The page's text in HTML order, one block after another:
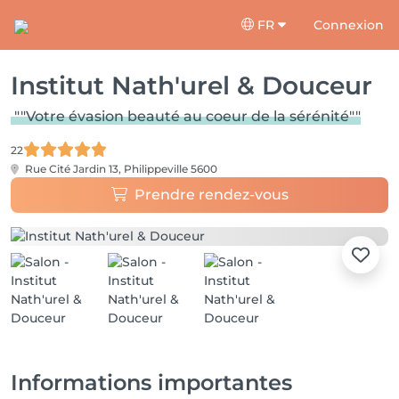
FR Connexion
Institut Nath'urel & Douceur
""Votre évasion beauté au coeur de la sérénité""
22
Rue Cité Jardin 13, Philippeville 5600
Prendre rendez-vous
Informations importantes